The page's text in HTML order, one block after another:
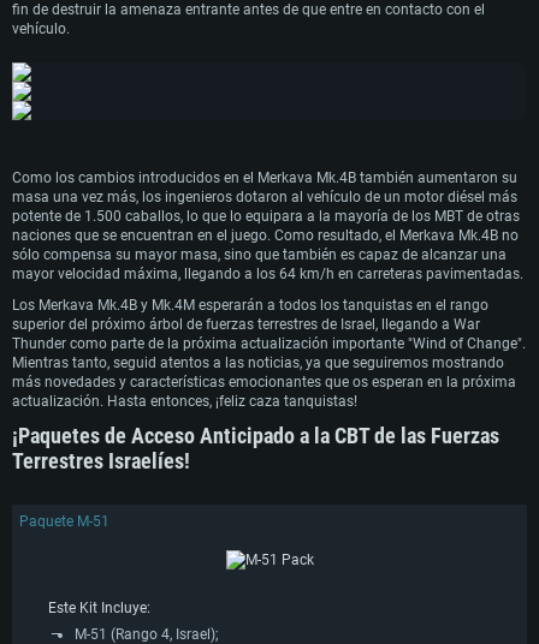
Para PC
Para MAC
Mínimo
Tarjeta de Video: Tarjeta de vídeo de nivel DirectX 11: AMD Radeon 77XX / NVIDIA
GeForce GTX 660. La resolución mínima admitida para el juego es 720p.
Red: Conexión a Internet de banda ancha
Disco Duro: 23.1 GB (Cliente Mínimo)
Recomendado
SO: Windows 10/11 (64 bits)
Procesador: Intel Core i5 o Ryzen 5 3600 y superior
Memoria: 16 GB y superior
Tarjeta de Video: Tarjeta de vídeo de nivel DirectX 11 o superior y controladores:
Nvidia GeForce 1060 y superior, Radeon RX 570 y superior
Red: Conexión a Internet de banda ancha
Disco Duro: 75.9 GB (Cliente Completo)
Mínimo
Tarjeta de Vídeo: Intel Iris Pro 5200 (Mac), o análoga de AMD/Nvidia para Mac. La
resolución mínima admitida para el juego es 720p con soporte Metal.
Red: Conexión a Internet de banda ancha
Disco Duro: 22.1 GB (Cliente Mínimo)
Recomendado
SO: Mac OS Big Sur 11.0 o posterior
Procesador: Core i7 (Intel Xeon no es compatible)
Memoria: 8 GB
Tarjeta de Vídeo: Radeon Vega II o superior compatible con Metal.
Red: Conexión a Internet de banda ancha
Disco Duro: 62.2 GB (Cliente Completo)
Mínimo
Tarjeta de Vídeo: NVIDIA 660 con los últimos controladores propios (no más de 6
meses) / AMD similar con los últimos controladores propios (no más de 6 meses; la
resolución mínima admitida para el juego es 720p) con soporte Vulkan.
Red: Conexión a Internet de banda ancha
Disco Duro: 22.1 GB (Cliente Mínimo)
Recomendado
SO: Ubuntu 20.04 64 bits
Procesador: Intel Core i7
Memoria: 16 GB
Tarjeta de Vídeo: NVIDIA 1060 con los últimos controladores propietarios (no más
de 6 meses) / AMD similar (Radeon RX 570) con los últimos controladores
propietarios (no más de 6 meses) con soporte Vulkan.
Red: Conexión a Internet de banda ancha
Disco Duro: 62.2 GB (Cliente Completo)
fin de destruir la amenaza entrante antes de que entre en contacto con el
vehículo.
Como los cambios introducidos en el Merkava Mk.4B también aumentaron su
masa una vez más, los ingenieros dotaron al vehículo de un motor diésel más
potente de 1.500 caballos, lo que lo equipara a la mayoría de los MBT de otras
naciones que se encuentran en el juego. Como resultado, el Merkava Mk.4B no
sólo compensa su mayor masa, sino que también es capaz de alcanzar una
mayor velocidad máxima, llegando a los 64 km/h en carreteras pavimentadas.
Los Merkava Mk.4B y Mk.4M esperarán a todos los tanquistas en el rango
superior del próximo árbol de fuerzas terrestres de Israel, llegando a War
Thunder como parte de la próxima actualización importante "Wind of Change".
Mientras tanto, seguid atentos a las noticias, ya que seguiremos mostrando
más novedades y características emocionantes que os esperan en la próxima
actualización. Hasta entonces, ¡feliz caza tanquistas!
¡Paquetes de Acceso Anticipado a la CBT de las Fuerzas
Terrestres Israelíes!
Paquete M-51
Este Kit Incluye:
M-51 (Rango 4, Israel);